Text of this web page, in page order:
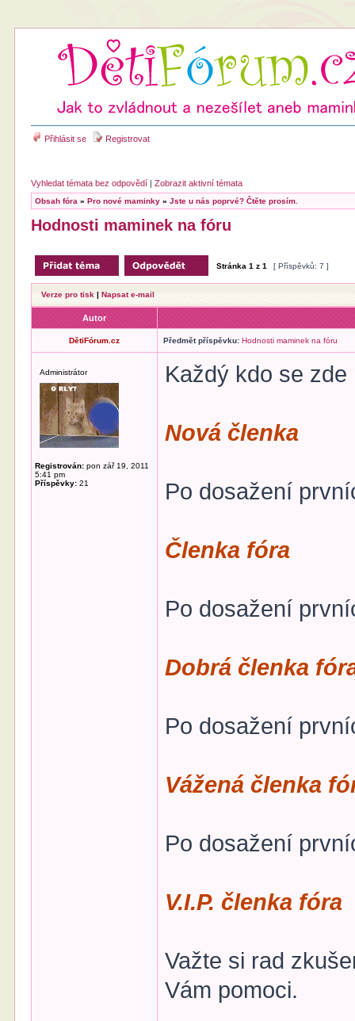
Přihlásit se Registrovat
Vyhledat témata bez odpovědí |Zobrazit aktivní témata
Obsah fóra »Pro nové maminky »Jste u nás poprvé? Čtěte prosím.
Hodnosti maminek na fóru
Stránka1 z1 [ Příspěvků: 7 ]
Verze pro tisk |Napsat e-mail
Autor
DětiFórum.cz Předmět příspěvku: Hodnosti maminek na fóru
Administrátor
Registrován: pon zář 19, 2011
5:41 pm
Příspěvky: 21
Každý kdo se
Nová členka
Po dosažení
Členka fóra
Po dosažení
Dobrá členka
Po dosažení
Vážená členka
Po dosažení
V.I.P. členka fóra
Važte si rad
Vám pomoci.